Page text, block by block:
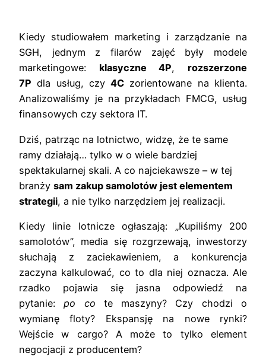
Kiedy studiowałem marketing i zarządzanie na
SGH, jednym z filarów zajęć były modele
marketingowe: klasyczne 4P, rozszerzone
7P dla usług, czy4C zorientowane na klienta.
Analizowaliśmy je na przykładach FMCG, usług
finansowych czy sektora IT.
Dziś, patrząc na lotnictwo, widzę, że te same
ramy działają… tylko w o wiele bardziej
spektakularnej skali. A co najciekawsze – w tej
branży sam zakup samolotów jest elementem
strategii, a nie tylko narzędziem jej realizacji.
Kiedy linie lotnicze ogłaszają: „Kupiliśmy 200
samolotów”, media się rozgrzewają, inwestorzy
słuchają z zaciekawieniem, a konkurencja
zaczyna kalkulować, co to dla niej oznacza. Ale
rzadko pojawia się jasna odpowiedź na
pytanie:po co te maszyny? Czy chodzi o
wymianę floty? Ekspansję na nowe rynki?
Wejście w cargo? A może to tylko element
negocjacji z producentem?